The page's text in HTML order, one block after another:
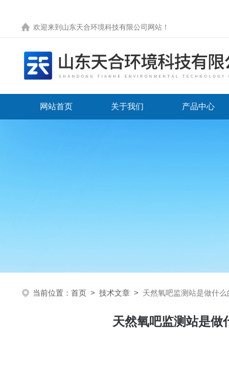
欢迎来到 山东天合环境科技有限公司网站 ！
网站首页 关于我们 产品中心
当前位置： 首页 > 技术文章 > 天然氧吧监测站是做什
天然氧吧监测站是做